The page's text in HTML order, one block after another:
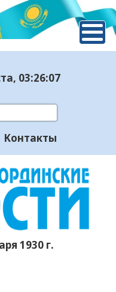
, 03:26:07
Контакты
1930 г.